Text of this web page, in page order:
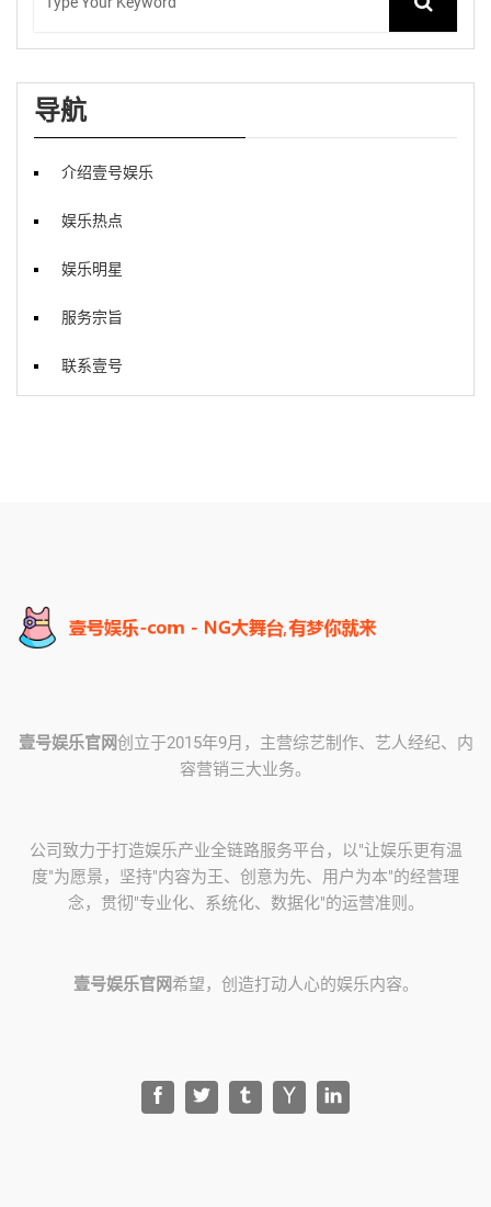
导航
介绍壹号娱乐
娱乐热点
娱乐明星
服务宗旨
联系壹号
壹号娱乐官网创立于2015年9月，主营综艺制作、艺人经纪、内
容营销三大业务。
公司致力于打造娱乐产业全链路服务平台，以"让娱乐更有温
度"为愿景，坚持"内容为王、创意为先、用户为本"的经营理
念，贯彻"专业化、系统化、数据化"的运营准则。
壹号娱乐官网希望，创造打动人心的娱乐内容。